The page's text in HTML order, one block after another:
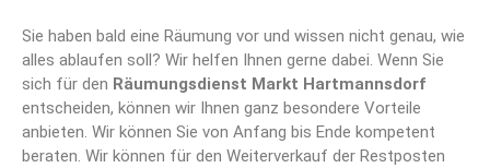
Sie haben bald eine Räumung vor und wissen nicht genau, wie
alles ablaufen soll? Wir helfen Ihnen gerne dabei. Wenn Sie
sich für den Räumungsdienst Markt Hartmannsdorf
entscheiden, können wir Ihnen ganz besondere Vorteile
anbieten. Wir können Sie von Anfang bis Ende kompetent
beraten. Wir können für den Weiterverkauf der Restposten